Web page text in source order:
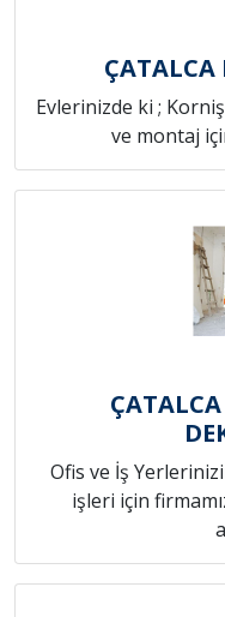
Evlerinizde ki ;
ve montaj
Ofis ve İş
işleri için